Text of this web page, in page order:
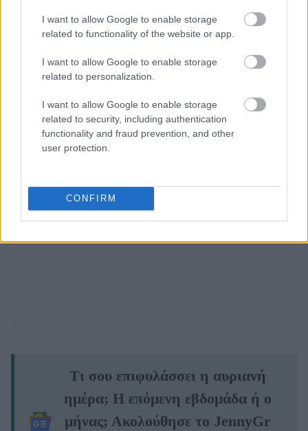
I want to allow Google to enable storage
related to functionality of the website or app.
I want to allow Google to enable storage
related to personalization.
I want to allow Google to enable storage
related to security, including authentication
functionality and fraud prevention, and other
user protection.
CONFIRM
Τι σου επιφυλάσσει η αυριανή
ημέρα; Η επόμενη εβδομάδα ή ο
μήνας; Ακολούθησε το JennyGr